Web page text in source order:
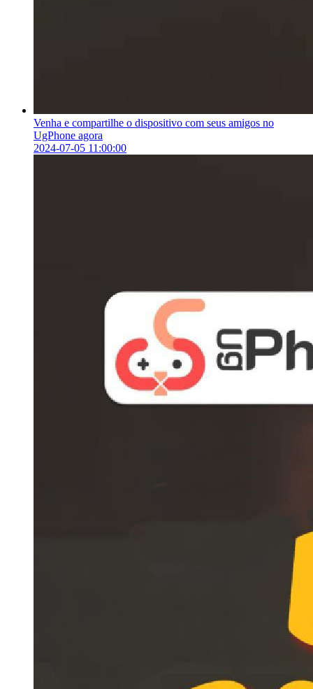
Venha e compartilhe o dispositivo com seus amigos no
UgPhone agora
2024-07-05 11:00:00